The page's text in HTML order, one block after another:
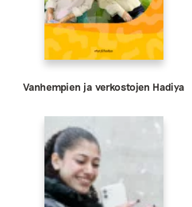
Vanhempien ja verkostojen Hadiya